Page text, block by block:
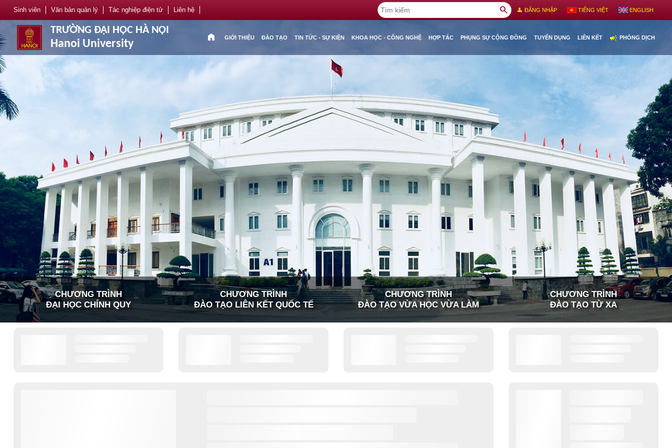
Sinh viên Văn bản quản lý Tác nghiệp điện tử Liên hệ search person ĐĂNG NHẬP TIẾNG VIỆT ENGLISH
TRƯỜNG ĐẠI HỌC HÀ NỘI
Hanoi University
home GIỚI THIỆU ĐÀO TẠO TIN TỨC - SỰ KIỆN KHOA HỌC - CÔNG NGHỆ HỢP TÁC PHỤNG SỰ CỘNG ĐỒNG TUYỂN DỤNG LIÊN KẾT campaign PHÒNG DỊCH
CHƯƠNG TRÌNH
ĐẠI HỌC CHÍNH QUY
CHƯƠNG TRÌNH
ĐÀO TẠO LIÊN KẾT QUỐC TẾ
CHƯƠNG TRÌNH
ĐÀO TẠO VỪA HỌC VỪA LÀM
CHƯƠNG TRÌNH
ĐÀO TẠO TỪ XA